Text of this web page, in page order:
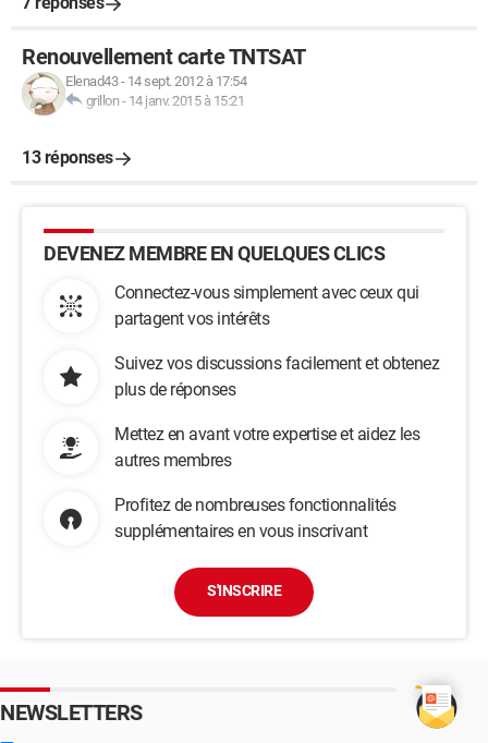
Renouvellement carte TNTSAT
Elenad43- 14 sept. 2012 à 17:54
grillon- 14 janv. 2015 à 15:21
13 réponses
DEVENEZ MEMBRE EN QUELQUES CLICS
Connectez-vous simplement avec ceux qui
partagent vos intérêts
Suivez vos discussions facilement et obtenez
plus de réponses
Mettez en avant votre expertise et aidez les
autres membres
Profitez de nombreuses fonctionnalités
supplémentaires en vous inscrivant
S'INSCRIRE
NEWSLETTERS